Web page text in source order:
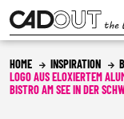
LED
HOME INSPIRATION
LOGO AUS ELOXIERTEM
BISTRO AM SEE IN DER